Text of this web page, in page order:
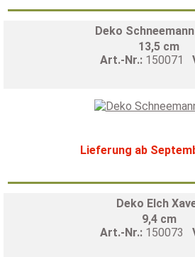
Deko
13,5 cm
Art.-Nr.: 150071
Lieferung ab
Deko Elch
9,4 cm
Art.-Nr.: 150073